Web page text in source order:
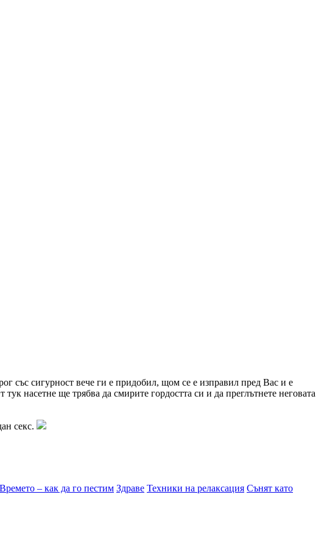
със сигурност вече ги е придобил, щом се е изправил пред Вас и е
насетне ще трябва да смирите гордостта си и да преглътнете неговата
секс.
Времето – как да го пестим Здраве Техники на релаксация Сънят като